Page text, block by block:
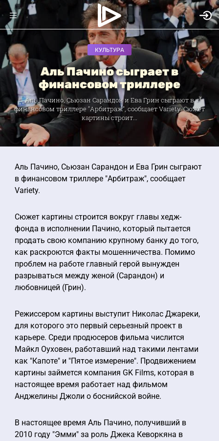
КУЛЬТУРА
Аль Пачино сыграет в
финансовом триллере
Аль Пачино, Сьюзан Сарандон и Ева Грин сыграют в
финансовом триллере "Арбитраж", сообщает Variety. Сюжет
картины строит...
Аль Пачино, Сьюзан Сарандон и Ева Грин сыграют
в финансовом триллере "Арбитраж", сообщает
Variety.
Сюжет картины строится вокруг главы хедж-
фонда в исполнении Пачино, который пытается
продать свою компанию крупному банку до того,
как раскроются факты мошенничества. Помимо
проблем на работе главный герой вынужден
разрываться между женой (Сарандон) и
любовницей (Грин).
Режиссером картины выступит Николас Джареки,
для которого это первый серьезный проект в
карьере. Среди продюсеров фильма числится
Майкл Оуховен, работавший над такими лентами
как "Капоте" и "Пятое измерение". Продвижением
картины займется компания GK Films, которая в
настоящее время работает над фильмом
Анджелины Джоли о боснийской войне.
В настоящее время Аль Пачино, получивший в
2010 году "Эмми" за роль Джека Кеворкяна в